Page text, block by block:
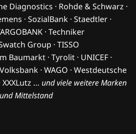
Diagnostics · Rohde & Schwarz ·
· SozialBank · Staedtler ·
· Techniker
Group · TISSO
· Tyrolit · UNICEF ·
· WAGO · Westdeutsche
… und viele weitere Marken
Mittelstand